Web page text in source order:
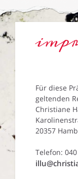
Für diese
geltenden
Christiane
20357
Telefon: